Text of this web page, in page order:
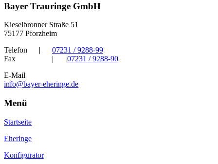
Bayer Trauringe GmbH
Kieselbronner Straße 51
75177 Pforzheim
Telefon
|
07231 / 9288-99
Fax
|
07231 / 9288-90
E-Mail
info@bayer-eheringe.de
Menü
Startseite
Eheringe
Konfigurator